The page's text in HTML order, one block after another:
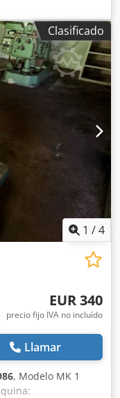
Clasificado
1 /4
EUR 340
precio fijo IVA no incluído
Llamar
, Modelo MK 1